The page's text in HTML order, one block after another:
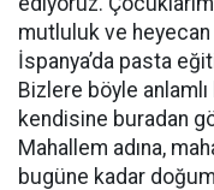
mutluluk ve heyecan
İspanya’da pasta
Bizlere böyle
kendisine buradan
Mahallem adına,
bugüne kadar